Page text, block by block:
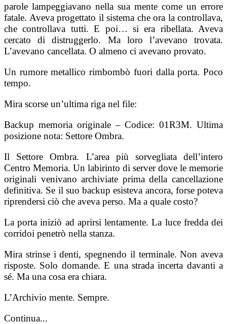
parole lampeggiavano nella sua mente come un errore
fatale. Aveva progettato il sistema che ora la controllava,
che controllava tutti. E poi… si era ribellata. Aveva
cercato di distruggerlo. Ma loro l’avevano trovata.
L’avevano cancellata. O almeno ci avevano provato.
Un rumore metallico rimbombò fuori dalla porta. Poco
tempo.
Mira scorse un’ultima riga nel file:
Backup memoria originale – Codice: 01R3M. Ultima
posizione nota: Settore Ombra.
Il Settore Ombra. L’area più sorvegliata dell’intero
Centro Memoria. Un labirinto di server dove le memorie
originali venivano archiviate prima della cancellazione
definitiva. Se il suo backup esisteva ancora, forse poteva
riprendersi ciò che aveva perso. Ma a quale costo?
La porta iniziò ad aprirsi lentamente. La luce fredda dei
corridoi penetrò nella stanza.
Mira strinse i denti, spegnendo il terminale. Non aveva
risposte. Solo domande. E una strada incerta davanti a
sé. Ma una cosa era chiara.
L’Archivio mente. Sempre.
Continua...